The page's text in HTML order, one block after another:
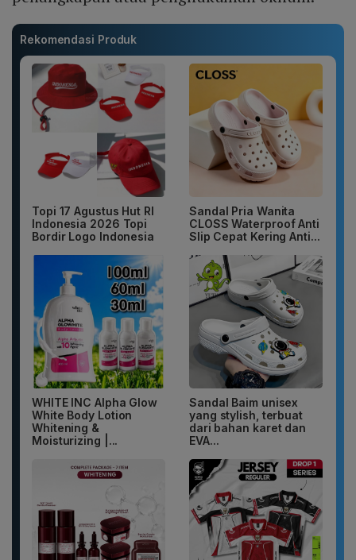
Rekomendasi Produk
Topi 17 Agustus Hut RI
Indonesia 2026 Topi
Bordir Logo Indonesia
Sandal Pria Wanita
CLOSS Waterproof Anti
Slip Cepat Kering Anti...
WHITE INC Alpha Glow
White Body Lotion
Whitening &
Moisturizing |...
Sandal Baim unisex
yang stylish, terbuat
dari bahan karet dan
EVA...